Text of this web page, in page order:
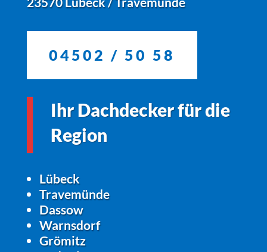
04502 / 50 58
Ihr Dachdecker für die
Region
Lübeck
Travemünde
Dassow
Warnsdorf
Grömitz